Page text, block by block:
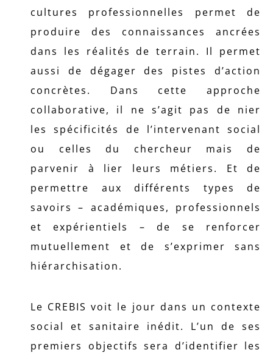
cultures professionnelles permet de
produire des connaissances ancrées
dans les réalités de terrain. Il permet
aussi de dégager des pistes d’action
concrètes. Dans cette approche
collaborative, il ne s’agit pas de nier
les spécificités de l’intervenant social
ou celles du chercheur mais de
parvenir à lier leurs métiers. Et de
permettre aux différents types de
savoirs – académiques, professionnels
et expérientiels – de se renforcer
mutuellement et de s’exprimer sans
hiérarchisation.
Le CREBIS voit le jour dans un contexte
social et sanitaire inédit. L’un de ses
premiers objectifs sera d’identifier les